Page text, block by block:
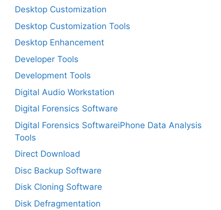
Desktop Customization
Desktop Customization Tools
Desktop Enhancement
Developer Tools
Development Tools
Digital Audio Workstation
Digital Forensics Software
Digital Forensics SoftwareiPhone Data Analysis
Tools
Direct Download
Disc Backup Software
Disk Cloning Software
Disk Defragmentation